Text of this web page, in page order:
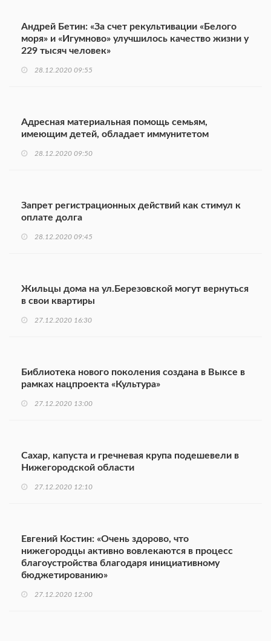
Андрей Бетин: «За счет рекультивации «Белого
моря» и «Игумново» улучшилось качество жизни у
229 тысяч человек»
28.12.2020 09:55
Адресная материальная помощь семьям,
имеющим детей, обладает иммунитетом
28.12.2020 09:50
Запрет регистрационных действий как стимул к
оплате долга
28.12.2020 09:45
Жильцы дома на ул.Березовской могут вернуться
в свои квартиры
27.12.2020 16:30
Библиотека нового поколения создана в Выксе в
рамках нацпроекта «Культура»
27.12.2020 13:00
Сахар, капуста и гречневая крупа подешевели в
Нижегородской области
27.12.2020 12:10
Евгений Костин: «Очень здорово, что
нижегородцы активно вовлекаются в процесс
благоустройства благодаря инициативному
бюджетированию»
27.12.2020 12:00